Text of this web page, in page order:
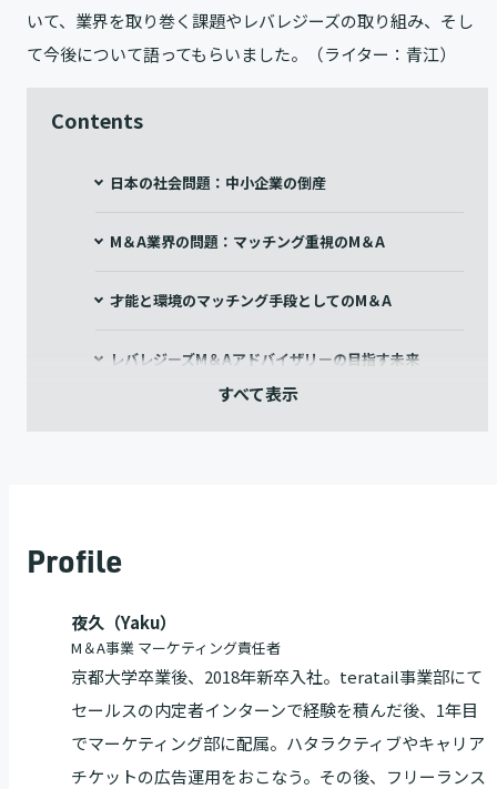
いて、業界を取り巻く課題やレバレジーズの取り組み、そし
て今後について語ってもらいました。（ライター：青江）
Contents
日本の社会問題：中小企業の倒産
M＆A業界の問題：マッチング重視のM＆A
才能と環境のマッチング手段としてのM＆A
レバレジーズM＆Aアドバイザリーの目指す未来
Profile
夜久（Yaku）
M＆A事業 マーケティング責任者
京都大学卒業後、2018年新卒入社。teratail事業部にて
セールスの内定者インターンで経験を積んだ後、1年目
でマーケティング部に配属。ハタラクティブやキャリア
チケットの広告運用をおこなう。その後、フリーランス